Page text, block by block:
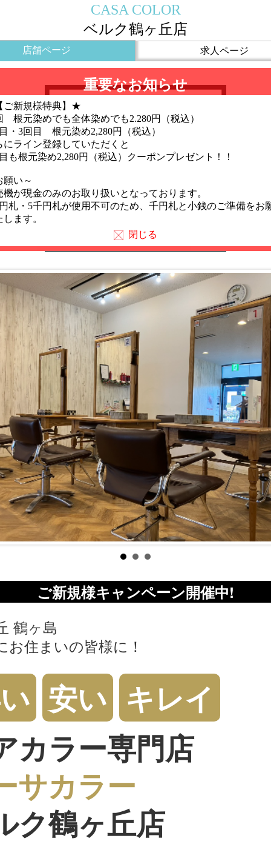
CASA COLOR
ベルク鶴ヶ丘店
店舗ページ 求人ページ
ご新規様キャンペーン開催中!
鶴ヶ島
お住まいの皆様に！
安い キレイ
カラー専門店
サカラー
ク鶴ヶ丘店
重要なお知らせ
新規様特典】★
根元染めでも全体染めでも2.280円（税込）
・3回目 根元染め2,280円（税込）
にライン登録していただくと
も根元染め2,280円（税込）クーポンプレゼント！！
願い～
機が現金のみのお取り扱いとなっております。
札・5千円札が使用不可のため、千円札と小銭のご準備をお
します。
閉じる